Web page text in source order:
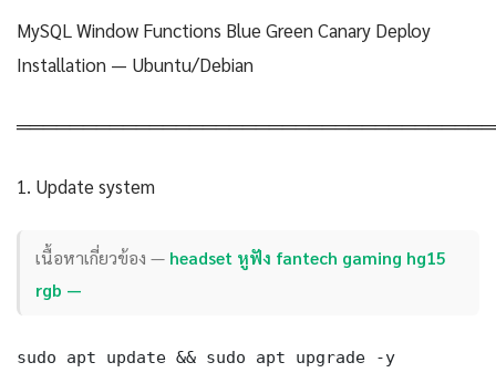
MySQL Window Functions Blue Green Canary Deploy
Installation — Ubuntu/Debian
1. Update system
เนื้อหาเกี่ยวข้อง — headset หูฟัง fantech gaming hg15
rgb —
sudo apt update && sudo apt upgrade -y